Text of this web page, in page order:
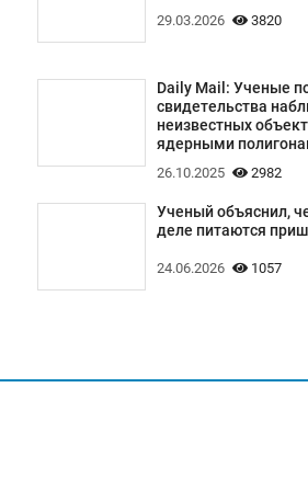
29.03.2026 3820
Daily Mail: Ученые
свидетельства
неизвестных
ядерными
26.10.2025 2982
Ученый объяснил,
деле питаются
24.06.2026 1057